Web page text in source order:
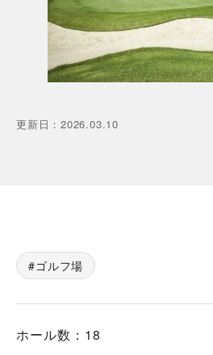
更新日 ：2026.03.10
ゴルフ場
ホール数：18